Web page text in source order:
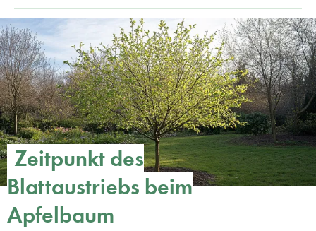
Zeitpunkt des
Blattaustriebs beim
Apfelbaum